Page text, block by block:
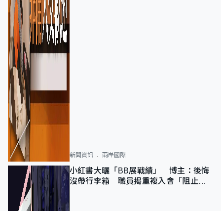
新聞資訊 兩岸國際
小紅書大曬「BB展戰績」 博主：後悔
沒帶行李箱 職員揭重複入會「阻止唔